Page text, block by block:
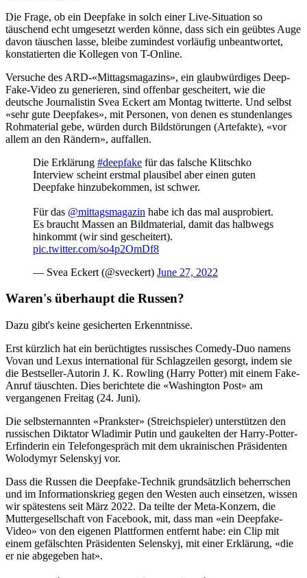
Die Frage, ob ein Deepfake in solch einer Live-Situation so
täuschend echt umgesetzt werden könne, dass sich ein geübtes Auge
davon täuschen lasse, bleibe zumindest vorläufig unbeantwortet,
konstatierten die Kollegen von T-Online.
Versuche des ARD-«Mittagsmagazins», ein glaubwürdiges Deep-
Fake-Video zu generieren, sind offenbar gescheitert, wie die
deutsche Journalistin Svea Eckert am Montag twitterte. Und selbst
«sehr gute Deepfakes», mit Personen, von denen es stundenlanges
Rohmaterial gebe, würden durch Bildstörungen (Artefakte), «vor
allem an den Rändern», auffallen.
Die Erklärung #deepfake für das falsche Klitschko
Interview scheint erstmal plausibel aber einen guten
Deepfake hinzubekommen, ist schwer.
Für das @mittagsmagazin habe ich das mal ausprobiert.
Es braucht Massen an Bildmaterial, damit das halbwegs
hinkommt (wir sind gescheitert).
pic.twitter.com/so4p2OmDf8
— Svea Eckert (@sveckert) June 27, 2022
Waren's überhaupt die Russen?
Dazu gibt's keine gesicherten Erkenntnisse.
Erst kürzlich hat ein berüchtigtes russisches Comedy-Duo namens
Vovan und Lexus international für Schlagzeilen gesorgt, indem sie
die Bestseller-Autorin J. K. Rowling (Harry Potter) mit einem Fake-
Anruf täuschten. Dies berichtete die «Washington Post» am
vergangenen Freitag (24. Juni).
Die selbsternannten «Prankster» (Streichspieler) unterstützen den
russischen Diktator Wladimir Putin und gaukelten der Harry-Potter-
Erfinderin ein Telefongespräch mit dem ukrainischen Präsidenten
Wolodymyr Selenskyj vor.
Dass die Russen die Deepfake-Technik grundsätzlich beherrschen
und im Informationskrieg gegen den Westen auch einsetzen, wissen
wir spätestens seit März 2022. Da teilte der Meta-Konzern, die
Muttergesellschaft von Facebook, mit, dass man «ein Deepfake-
Video» von den eigenen Plattformen entfernt habe: ein Clip mit
einem gefälschten Präsidenten Selenskyj, mit einer Erklärung, «die
er nie abgegeben hat».